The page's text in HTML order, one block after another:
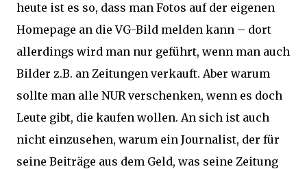
heute ist es so, dass man Fotos auf der eigenen
Homepage an die VG-Bild melden kann – dort
allerdings wird man nur geführt, wenn man auch
Bilder z.B. an Zeitungen verkauft. Aber warum
sollte man alle NUR verschenken, wenn es doch
Leute gibt, die kaufen wollen. An sich ist auch
nicht einzusehen, warum ein Journalist, der für
seine Beiträge aus dem Geld, was seine Zeitung